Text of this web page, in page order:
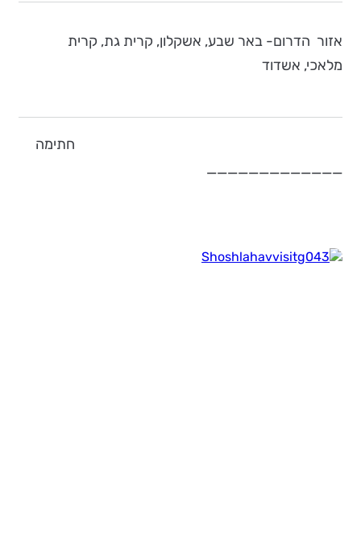
אזור הדרום- באר שבע, אשקלון, קרית גת, קרית
מלאכי, אשדוד
חתימה
_____________